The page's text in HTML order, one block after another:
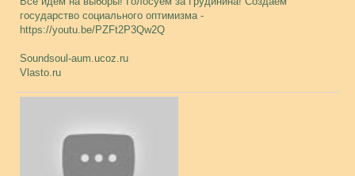
государство социального оптимизма -
https://youtu.be/PZFt2P3Qw2Q
Soundsoul-aum.ucoz.ru
Vlasto.ru